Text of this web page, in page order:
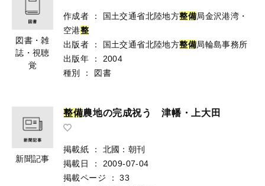
図書・雑
誌・視聴
覚
作成者 ： 国土交通省北陸地方整備局金沢港湾・
空港整
出版者
： 国土交通省北陸地方整備局輪島事務所
出版年
：
2004
種別
： 図書
新聞記事
整備農地の完成祝う 津幡・上大田
掲載紙 ：
北國：朝刊
掲載日
：
2009-07-04
掲載ページ
：
33